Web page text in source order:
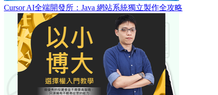
Cursor AI全端開發所：Java 網站系統獨立製作全攻略